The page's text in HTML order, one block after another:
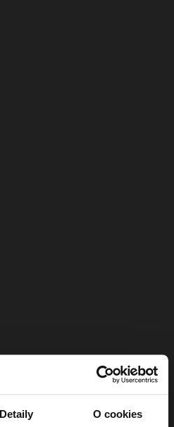
Detaily O cookies